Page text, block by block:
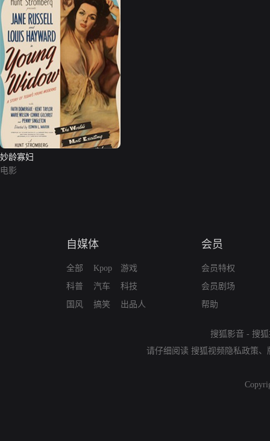
妙龄寡妇
电影
自媒体
全部
科普
国风
Kpop
汽车
搞笑
游戏
科技
出品人
会员
会员特权
会员剧场
帮助
搜狐影音 - 搜
请仔细阅读 搜狐视频隐私政策、